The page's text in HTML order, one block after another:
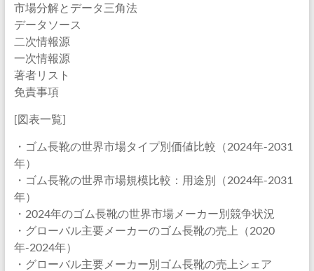
市場分解とデータ三角法
データソース
二次情報源
一次情報源
著者リスト
免責事項
[図表一覧]
・ゴム長靴の世界市場タイプ別価値比較（2024年-2031
年）
・ゴム長靴の世界市場規模比較：用途別（2024年-2031
年）
・2024年のゴム長靴の世界市場メーカー別競争状況
・グローバル主要メーカーのゴム長靴の売上（2020
年-2024年）
・グローバル主要メーカー別ゴム長靴の売上シェア